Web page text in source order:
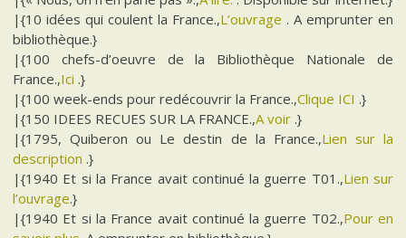
|{10 idées qui coulent la France.,L’ouvrage . A emprunter en
bibliothèque.}
|{100 chefs-d’oeuvre de la Bibliothèque Nationale de
France.,Ici .}
|{100 week-ends pour redécouvrir la France.,Clique ICI .}
|{150 IDEES RECUES SUR LA FRANCE.,A voir .}
|{1795, Quiberon ou Le destin de la France.,Lien sur la
description .}
|{1940 Et si la France avait continué la guerre T01.,Lien sur
l’ouvrage.}
|{1940 Et si la France avait continué la guerre T02.,Pour en